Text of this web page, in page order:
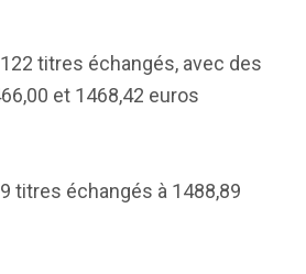
titres échangés, avec des
et 1468,42 euros
titres échangés à 1488,89